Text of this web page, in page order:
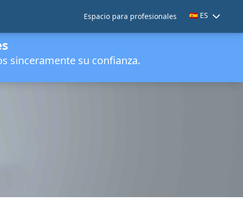
Espacio para profesionales 🇪🇸 ES
sinceramente su confianza.